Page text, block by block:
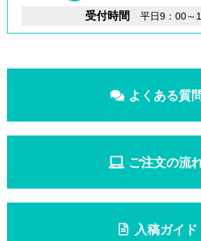
受付時間 平日9：00～
よくある質
ご注文の流
入稿ガイド